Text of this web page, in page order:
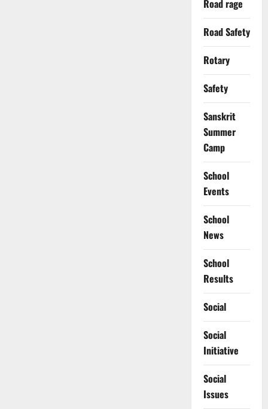
Road rage
Road Safety
Rotary
Safety
Sanskrit
Summer
Camp
School
Events
School
News
School
Results
Social
Social
Initiative
Social
Issues